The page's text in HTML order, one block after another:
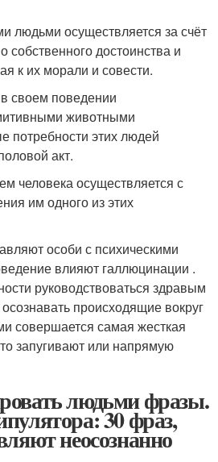
людьми осуществляется за счёт
собственного достоинства и
к их морали и совести.
своем поведении
животными
потребности этих людей
акт.
человека осуществляется с
им одного из этих
особи с психическими
влияют галлюцинации .
руководствоваться здравым
происходящие вокруг
совершается самая жесткая
запугивают или напрямую
людьми фразы.
30 фраз,
неосознанно